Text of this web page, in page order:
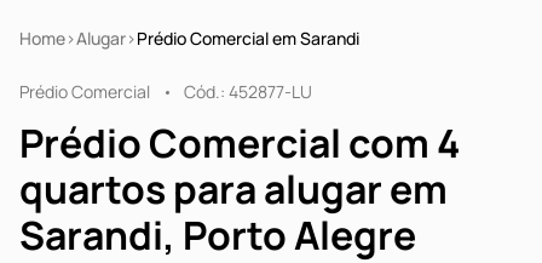
Home Alugar Prédio Comercial em Sarandi
Prédio Comercial Cód.: 452877-LU
Prédio Comercial com 4
quartos para alugar em
Sarandi, Porto Alegre